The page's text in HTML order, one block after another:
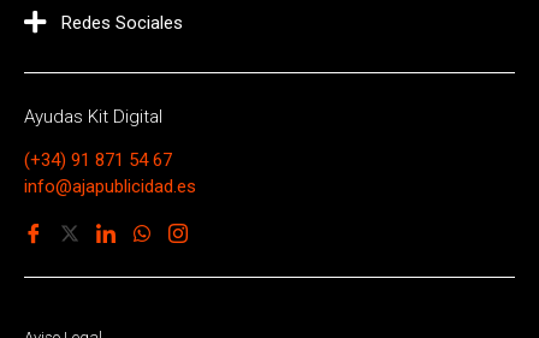
Redes Sociales
Ayudas Kit Digital
(+34) 91 871 54 67
info@ajapublicidad.es